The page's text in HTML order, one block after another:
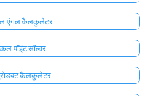
एंगल कैलकुलेटर
पॉइंट सॉल्वर
कैलकुलेटर